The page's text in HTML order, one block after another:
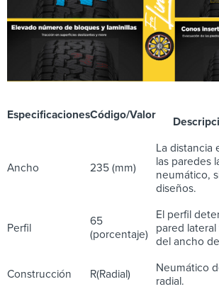
EspecificacionesCódigo/Valor
Ancho 235 (mm)
La distancia
las paredes
neumático,
diseños.
Perfil
65
(porcentaje)
El perfil
pared
del ancho
Construcción R(Radial)
Neumático
radial.